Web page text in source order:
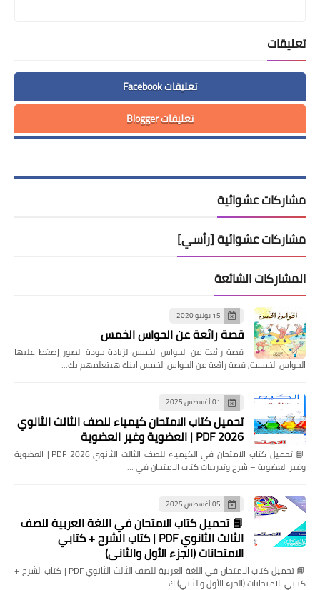
تعليقات
تعليقات Facebook
تعليقات Blogger
مشاركات عشوائية
مشاركات عشوائية [رأسي]
المشاركات الشائعة
15 يونيو 2020
قصة رائعة عن الحواس الخمس
قصة رائعة عن الحواس الخمس لزيادة جودة الصور إضغط عليها
الحواس الخمسة, قصة رائعة عن الحواس الخمس ابنك هيتعلمهم بك…
01 أغسطس 2025
تحميل كتاب الامتحان كيمياء للصف الثالث الثانوي
2026 PDF | العضوية وغير العضوية
📘 تحميل كتاب الامتحان في الكيمياء للصف الثالث الثانوي 2026 PDF | العضوية
وغير العضوية – شرح وتدريبات كتاب الامتحان في …
05 أغسطس 2025
📘 تحميل كتاب الامتحان في اللغة العربية للصف
الثالث الثانوي PDF | كتاب الشرح + كتابي
الامتحانات (الجزء الأول والثاني)
📘 تحميل كتاب الامتحان في اللغة العربية للصف الثالث الثانوي PDF | كتاب الشرح +
كتابي الامتحانات (الجزء الأول والثاني) ك…